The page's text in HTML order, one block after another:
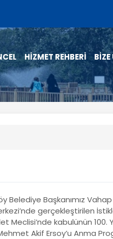
HİZMET REHBERİ
Belediye Başkanımız
gerçekleştirilen
Meclisi’nde kabulünün 100.
Akif Ersoy’u Anma